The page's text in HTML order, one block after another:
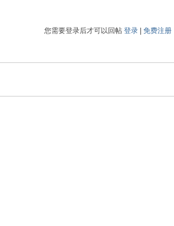
您需要登录后才可以回帖 登录| 免费注册